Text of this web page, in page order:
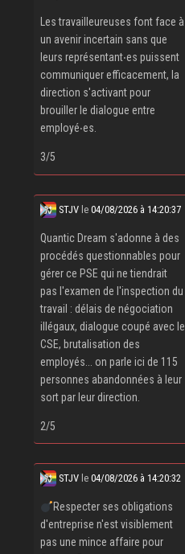
Les travailleureuses font face à
un avenir incertain sans que
leurs représentant‧es puissent
communiquer efficacement, la
direction s'activant pour
brouiller le dialogue entre
employé‧es.
3/5
STJV le04/08/2026 à 14:20:37
Quantic Dream s'adonne à des
procédés questionnables pour
gérer ce PSE qui ne tiendrait
pas l'examen de l'inspection du
travail : délais de négociation
illégaux, dialogue coupé avec le
CSE, brutalisation des
employés... on parle ici de 115
personnes abandonnées à leur
sort par leur direction.
2/5
STJV le04/08/2026 à 14:20:32
Respecter ses obligations
d'entreprise n'est visiblement
pas une mince affaire pour